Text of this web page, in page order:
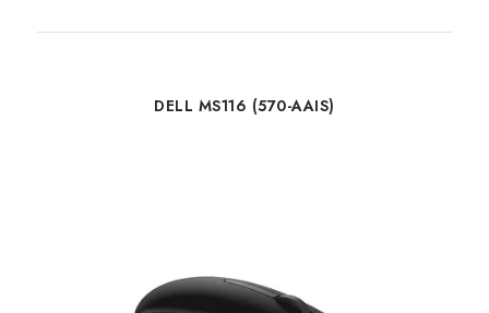
DELL MS116 (570-AAIS)